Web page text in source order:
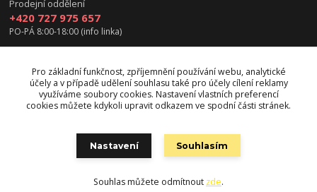
Prodejní oddělení
+420 727 975 657
PO-PÁ 8:00-18:00 (info linka)
Upravit sběr cookies.
Vytvořeno na Eshop-rychle.cz
Pro základní funkčnost, zpříjemnění používání webu, analytické
účely a v případě udělení souhlasu také pro účely cílení reklamy
využíváme soubory cookies. Nastavení vlastních preferencí
cookies můžete kdykoli upravit odkazem ve spodní části stránek.
Nastavení Souhlasím
Souhlas můžete odmítnout zde.